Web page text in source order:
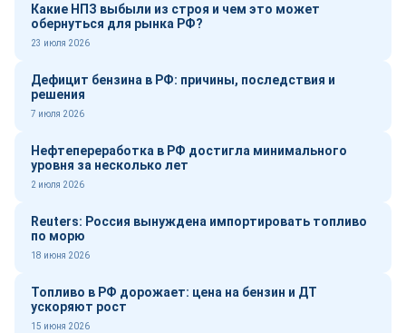
Какие НПЗ выбыли из строя и чем это может
обернуться для рынка РФ?
23 июля 2026
Дефицит бензина в РФ: причины, последствия и
решения
7 июля 2026
Нефтепереработка в РФ достигла минимального
уровня за несколько лет
2 июля 2026
Reuters: Россия вынуждена импортировать топливо
по морю
18 июня 2026
Топливо в РФ дорожает: цена на бензин и ДТ
ускоряют рост
15 июня 2026